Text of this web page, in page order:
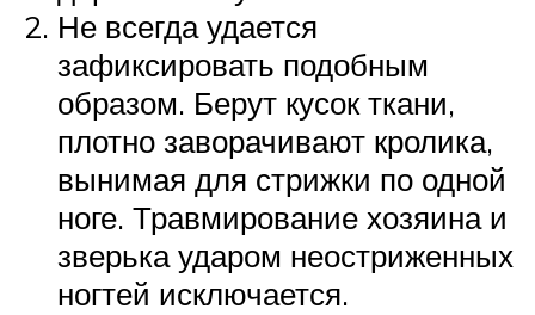
Не всегда удается
зафиксировать подобным
образом. Берут кусок ткани,
плотно заворачивают кролика,
вынимая для стрижки по одной
ноге. Травмирование хозяина и
зверька ударом неостриженных
ногтей исключается.